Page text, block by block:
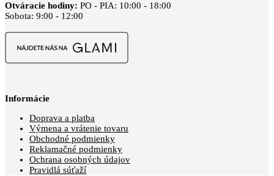
Otváracie hodiny: PO - PIA: 10:00 - 18:00
Sobota: 9:00 - 12:00
Informácie
Doprava a platba
Výmena a vrátenie tovaru
Obchodné podmienky
Reklamačné podmienky
Ochrana osobných údajov
Pravidlá súťaží